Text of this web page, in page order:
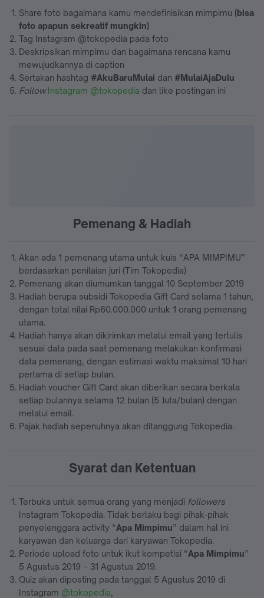
Share foto bagaimana kamu mendefinisikan mimpimu (bisa
foto apapun sekreatif mungkin)
Tag Instagram @tokopedia pada foto
Deskripsikan mimpimu dan bagaimana rencana kamu
mewujudkannya di caption
Sertakan hashtag #AkuBaruMulai dan #MulaiAjaDulu
Follow Instagram @tokopedia dan like postingan ini
Pemenang & Hadiah
Akan ada 1 pemenang utama untuk kuis “APA MIMPIMU”
berdasarkan penilaian juri (Tim Tokopedia)
Pemenang akan diumumkan tanggal 10 September 2019
Hadiah berupa subsidi Tokopedia Gift Card selama 1 tahun,
dengan total nilai Rp60.000.000 untuk 1 orang pemenang
utama.
Hadiah hanya akan dikirimkan melalui email yang tertulis
sesuai data pada saat pemenang melakukan konfirmasi
data pemenang, dengan estimasi waktu maksimal 10 hari
pertama di setiap bulan.
Hadiah voucher Gift Card akan diberikan secara berkala
setiap bulannya selama 12 bulan (5 Juta/bulan) dengan
melalui email.
Pajak hadiah sepenuhnya akan ditanggung Tokopedia.
Syarat dan Ketentuan
Terbuka untuk semua orang yang menjadi followers
Instagram Tokopedia. Tidak berlaku bagi pihak-pihak
penyelenggara activity “Apa Mimpimu” dalam hal ini
karyawan dan keluarga dari karyawan Tokopedia.
Periode upload foto untuk ikut kompetisi “Apa Mimpimu”
5 Agustus 2019 – 31 Agustus 2019.
Quiz akan diposting pada tanggal 5 Agustus 2019 di
Instagram @tokopedia,